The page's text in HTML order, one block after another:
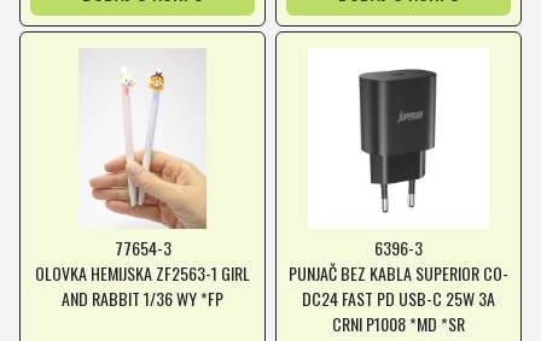
77654-3
OLOVKA HEMIJSKA ZF2563-1 GIRL
AND RABBIT 1/36 WY *FP
6396-3
PUNJAČ BEZ KABLA SUPERIOR CO-
DC24 FAST PD USB-C 25W 3A
CRNI P1008 *MD *SR